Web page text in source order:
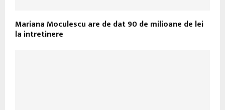
Mariana Moculescu are de dat 90 de milioane de lei
la intretinere